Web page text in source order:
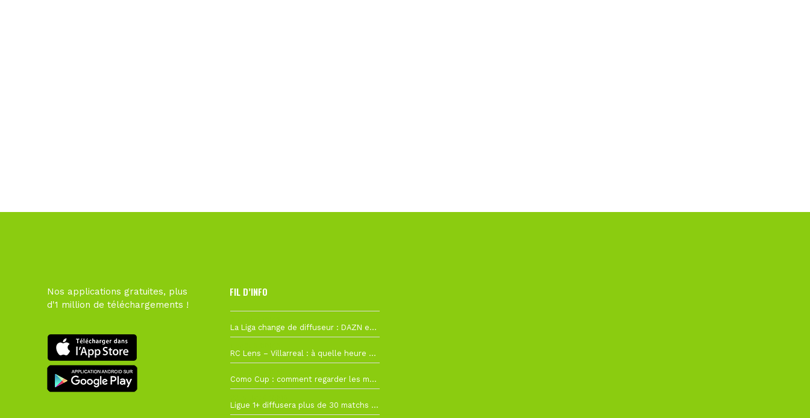
Nos applications gratuites, plus
d'1 million de téléchargements !
FIL D’INFO
La Liga change de diffuseur : DAZN et Disney+ remplacent beIN Sports !
RC Lens – Villarreal : à quelle heure et sur quelle chaîne voir la finale de la Como Cup ?
Como Cup : comment regarder les matchs du RC Lens en direct ?
Ligue 1+ diffusera plus de 30 matchs amicaux avant la reprise de la Ligue 1